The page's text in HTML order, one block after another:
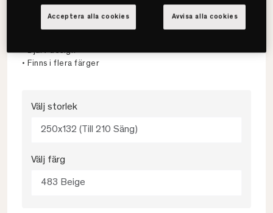
Cozy Sänggavel
• Djärv design
• Finns i flera färger
Välj storlek
250x132 (Till 210 Säng)
Välj färg
483 Beige
Avvisa alla cookies
Acceptera alla cookies